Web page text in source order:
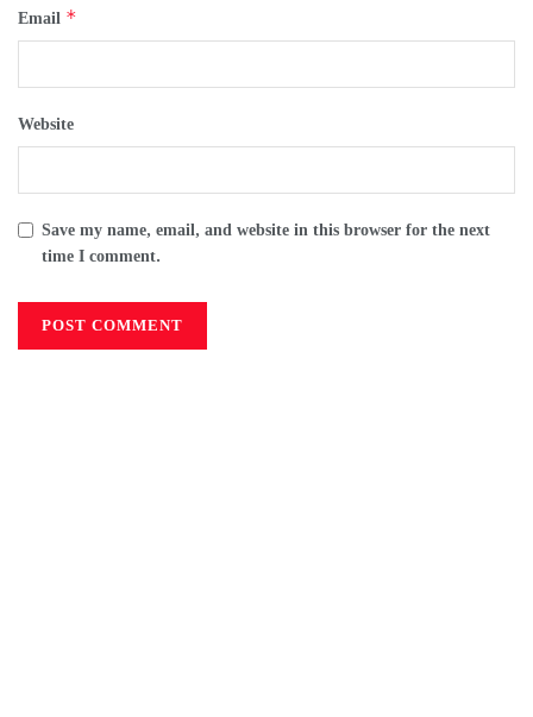
Email *
Website
Save my name, email, and website in this browser for the next
time I comment.